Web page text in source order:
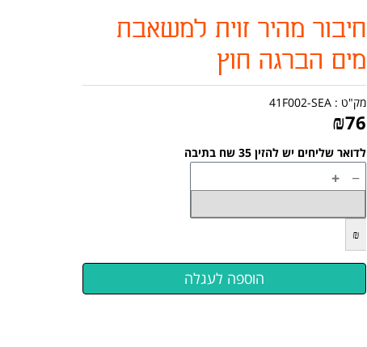
חיבור מהיר זוית למשאבת
מים הברגה חוץ
מק"ט : 41F002-SEA
₪76
לדואר שליחים יש להזין 35 שח בתיבה
−
+
₪